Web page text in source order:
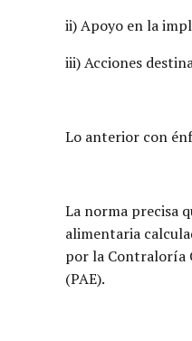
ii) Apoyo en la
iii) Acciones
Lo anterior con
La norma precisa
alimentaria
por la Contraloría
(PAE).